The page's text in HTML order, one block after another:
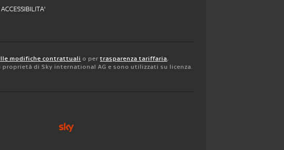
modifiche contrattuali o per trasparenza tariffaria,
di Sky international AG e sono utilizzati su licenza.